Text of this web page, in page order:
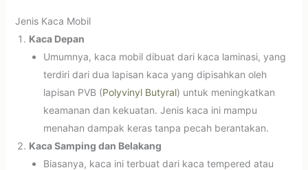
Jenis Kaca Mobil
Kaca Depan
Umumnya, kaca mobil dibuat dari kaca laminasi, yang
terdiri dari dua lapisan kaca yang dipisahkan oleh
lapisan PVB (Polyvinyl Butyral) untuk meningkatkan
keamanan dan kekuatan. Jenis kaca ini mampu
menahan dampak keras tanpa pecah berantakan.
Kaca Samping dan Belakang
Biasanya, kaca ini terbuat dari kaca tempered atau